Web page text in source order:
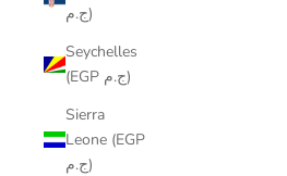
ج.م)
Seychelles
(EGP ج.م)
Sierra
Leone (EGP
ج.م)